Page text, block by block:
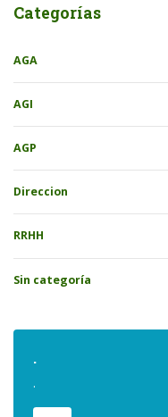
Categorías
AGA
AGI
AGP
Direccion
RRHH
Sin categoría
.
.